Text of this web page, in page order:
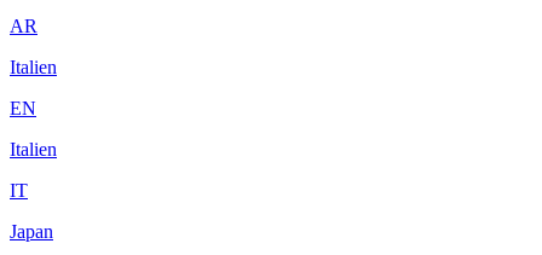
AR
Italien
EN
Italien
IT
Japan